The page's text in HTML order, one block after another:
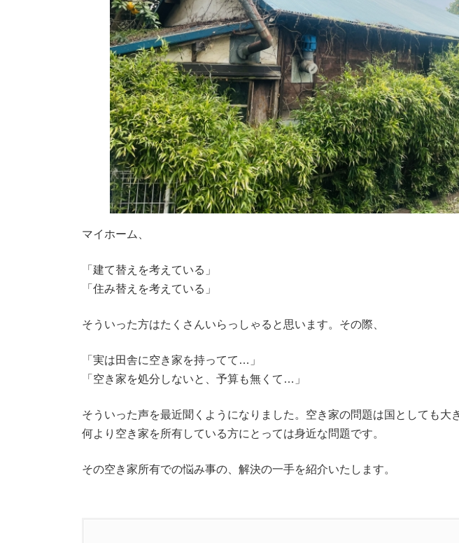
マイホーム、
「建て替えを考えている」
「住み替えを考えている」
そういった方はたくさんいらっしゃると思います。その際、
「実は田舎に空き家を持ってて…」
「空き家を処分しないと、予算も無くて…」
そういった声を最近聞くようになりました。空き家の問題は国としても大
何より空き家を所有している方にとっては身近な問題です。
その空き家所有での悩み事の、解決の一手を紹介いたします。